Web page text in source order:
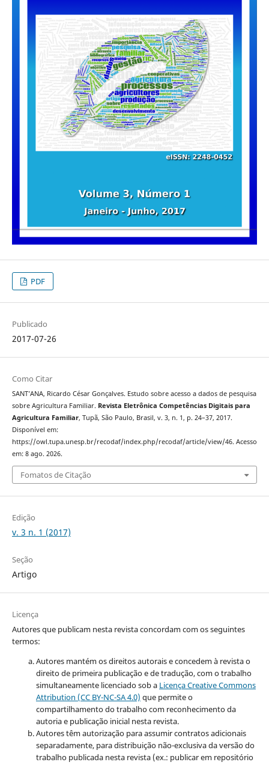
PDF
Publicado
2017-07-26
Como Citar
SANT’ANA, Ricardo César Gonçalves. Estudo sobre acesso a dados de pesquisa
sobre Agricultura Familiar. Revista Eletrônica Competências Digitais para
Agricultura Familiar, Tupã, São Paulo, Brasil, v. 3, n. 1, p. 24–37, 2017.
Disponível em:
https://owl.tupa.unesp.br/recodaf/index.php/recodaf/article/view/46. Acesso
em: 8 ago. 2026.
Fomatos de Citação
Edição
v. 3 n. 1 (2017)
Seção
Artigo
Licença
Autores que publicam nesta revista concordam com os seguintes
termos:
Autores mantém os direitos autorais e concedem à revista o
direito de primeira publicação e de tradução, com o trabalho
simultaneamente licenciado sob a Licença Creative Commons
Attribution (CC BY-NC-SA 4.0) que permite o
compartilhamento do trabalho com reconhecimento da
autoria e publicação inicial nesta revista.
Autores têm autorização para assumir contratos adicionais
separadamente, para distribuição não-exclusiva da versão do
trabalho publicada nesta revista (ex.: publicar em repositório